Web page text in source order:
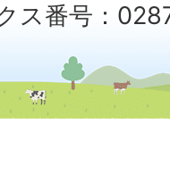
ス番号：